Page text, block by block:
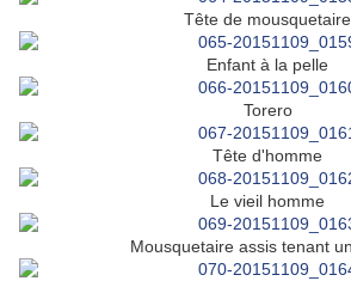
Tête de mousquetaire
Enfant à la pelle
Torero
Tête d'homme
Le vieil homme
Mousquetaire assis tenant